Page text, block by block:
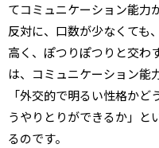
てコミュニケーション能力
反対に、口数が少なくても
高く、ぽつりぽつりと交わ
は、コミュニケーション能
「外交的で明るい性格か
うやりとりができるか」と
るのです。